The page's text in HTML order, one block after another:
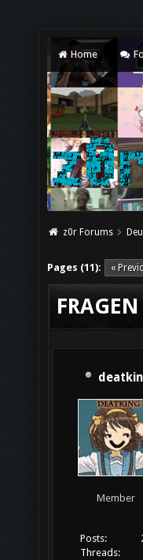
Home
z0r Forums
Pages (11): «
Member
Posts:
Threads: